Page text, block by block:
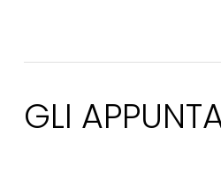
GLI